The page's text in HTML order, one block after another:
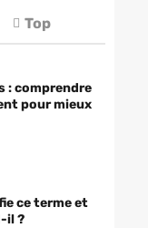
Top
: comprendre
pour mieux
ce terme et
il ?